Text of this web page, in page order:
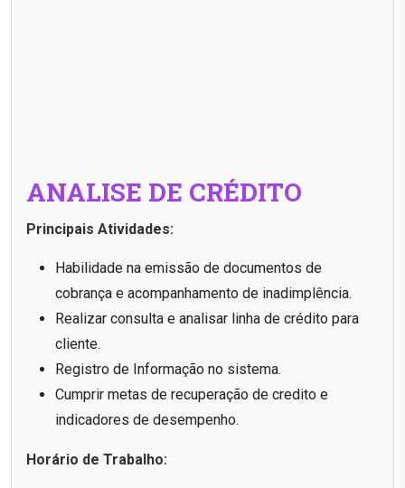
ANALISE DE CRÉDITO
Principais Atividades:
Habilidade na emissão de documentos de
cobrança e acompanhamento de inadimplência.
Realizar consulta e analisar linha de crédito para
cliente.
Registro de Informação no sistema.
Cumprir metas de recuperação de credito e
indicadores de desempenho.
Horário de Trabalho: